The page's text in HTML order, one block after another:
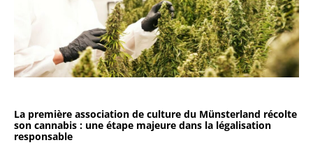
La première association de culture du Münsterland récolte
son cannabis : une étape majeure dans la légalisation
responsable